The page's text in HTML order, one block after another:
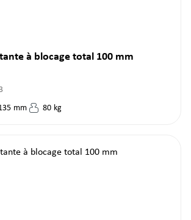
à blocage total 100 mm
mm 80 kg